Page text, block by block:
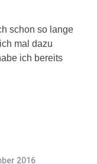
schon so lange
mal dazu
ich bereits
2016